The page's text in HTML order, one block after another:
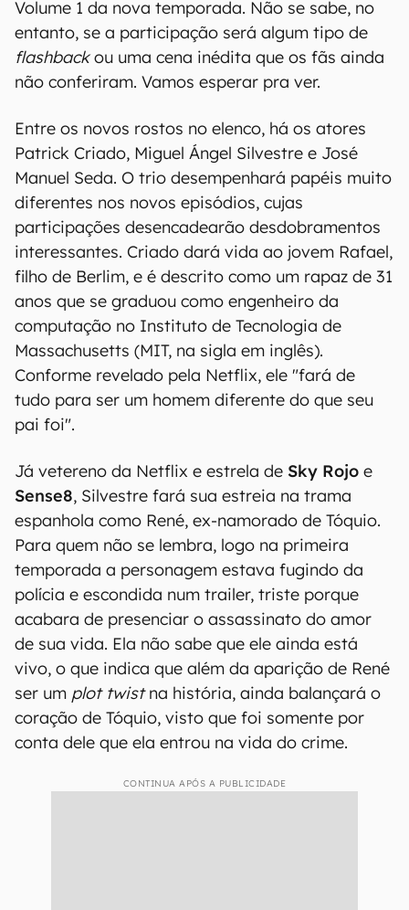
Volume 1 da nova temporada. Não se sabe, no
entanto, se a participação será algum tipo de
flashbackou uma cena inédita que os fãs ainda
não conferiram. Vamos esperar pra ver.
Entre os novos rostos no elenco, há os atores
Patrick Criado, Miguel Ángel Silvestre e José
Manuel Seda. O trio desempenhará papéis muito
diferentes nos novos episódios, cujas
participações desencadearão desdobramentos
interessantes. Criado dará vida ao jovem Rafael,
filho de Berlim, e é descrito como um rapaz de 31
anos que se graduou como engenheiro da
computação no Instituto de Tecnologia de
Massachusetts (MIT, na sigla em inglês).
Conforme revelado pela Netflix, ele "fará de
tudo para ser um homem diferente do que seu
pai foi".
Já vetereno da Netflix e estrela de Sky Rojo e
Sense8, Silvestre fará sua estreia na trama
espanhola como René, ex-namorado de Tóquio.
Para quem não se lembra, logo na primeira
temporada a personagem estava fugindo da
polícia e escondida num trailer, triste porque
acabara de presenciar o assassinato do amor
de sua vida. Ela não sabe que ele ainda está
vivo, o que indica que além da aparição de René
ser um plot twistna história, ainda balançará o
coração de Tóquio, visto que foi somente por
conta dele que ela entrou na vida do crime.
CONTINUA APÓS A PUBLICIDADE